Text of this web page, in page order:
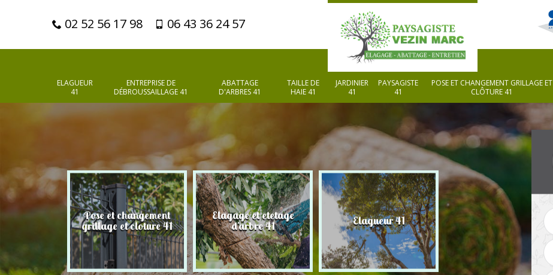
02 52 56 17 98 06 43 36 24 57
ELAGUEUR
41
ENTREPRISE DE
DÉBROUSSAILLAGE 41
ABATTAGE
D'ARBRES 41
TAILLE DE
HAIE 41
JARDINIER
41
PAYSAGISTE
41
POSE ET CHANGEMENT GRILLAGE ET
CLÔTURE 41
41 Pose et changement
grillage et cloture 41
Elagage et etetage
d'arbre 41 Elagueur 41 Paysagiste 41